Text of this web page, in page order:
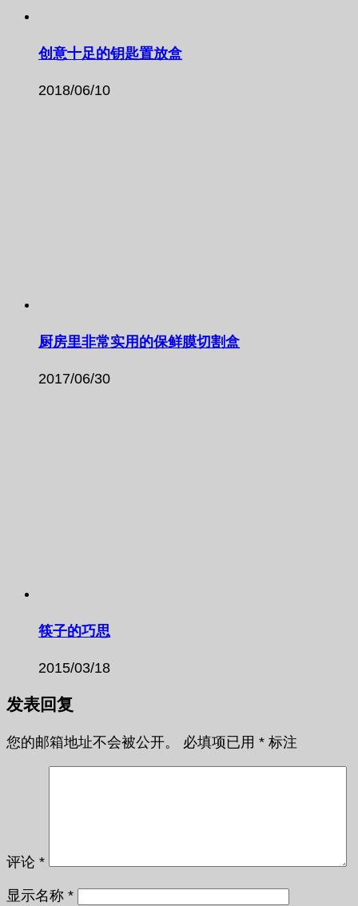
创意十足的钥匙置放盒
2018/06/10
厨房里非常实用的保鲜膜切割盒
2017/06/30
筷子的巧思
2015/03/18
发表回复
您的邮箱地址不会被公开。 必填项已用 * 标注
评论 *
显示名称 *